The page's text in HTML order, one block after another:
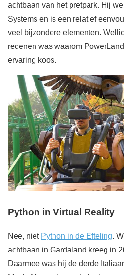
achtbaan van het pretpark. Hij
Systems en is een relatief
veel bijzondere elementen.
redenen was waarom
ervaring koos.
Python in Virtual Reality
Nee, niet Python in de Efteling.
achtbaan in Gardaland kreeg in
Daarmee was hij de derde